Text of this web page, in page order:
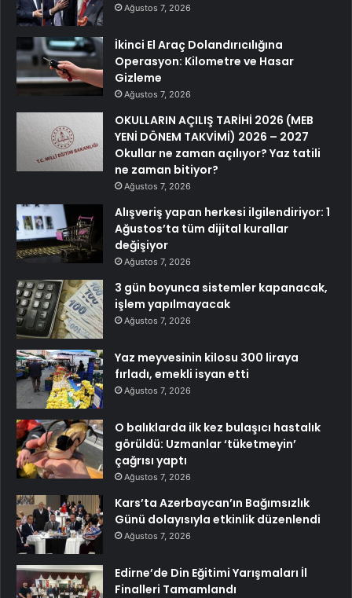
Ağustos 7, 2026
İkinci El Araç Dolandırıcılığına
Operasyon: Kilometre ve Hasar
Gizleme
Ağustos 7, 2026
OKULLARIN AÇILIŞ TARİHİ 2026 (MEB
YENİ DÖNEM TAKVİMİ) 2026 – 2027
Okullar ne zaman açılıyor? Yaz tatili
ne zaman bitiyor?
Ağustos 7, 2026
Alışveriş yapan herkesi ilgilendiriyor: 1
Ağustos’ta tüm dijital kurallar
değişiyor
Ağustos 7, 2026
3 gün boyunca sistemler kapanacak,
işlem yapılmayacak
Ağustos 7, 2026
Yaz meyvesinin kilosu 300 liraya
fırladı, emekli isyan etti
Ağustos 7, 2026
O balıklarda ilk kez bulaşıcı hastalık
görüldü: Uzmanlar ‘tüketmeyin’
çağrısı yaptı
Ağustos 7, 2026
Kars’ta Azerbaycan’ın Bağımsızlık
Günü dolayısıyla etkinlik düzenlendi
Ağustos 7, 2026
Edirne’de Din Eğitimi Yarışmaları İl
Finalleri Tamamlandı